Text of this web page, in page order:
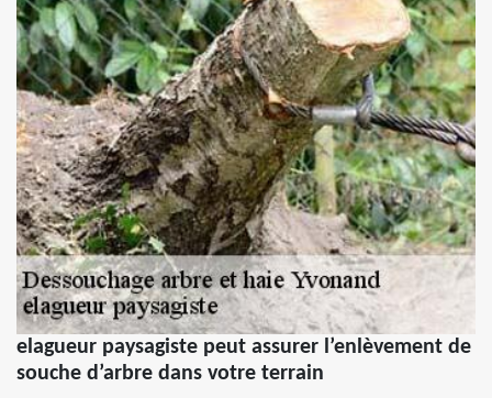
elagueur paysagiste peut assurer l’enlèvement de
souche d’arbre dans votre terrain